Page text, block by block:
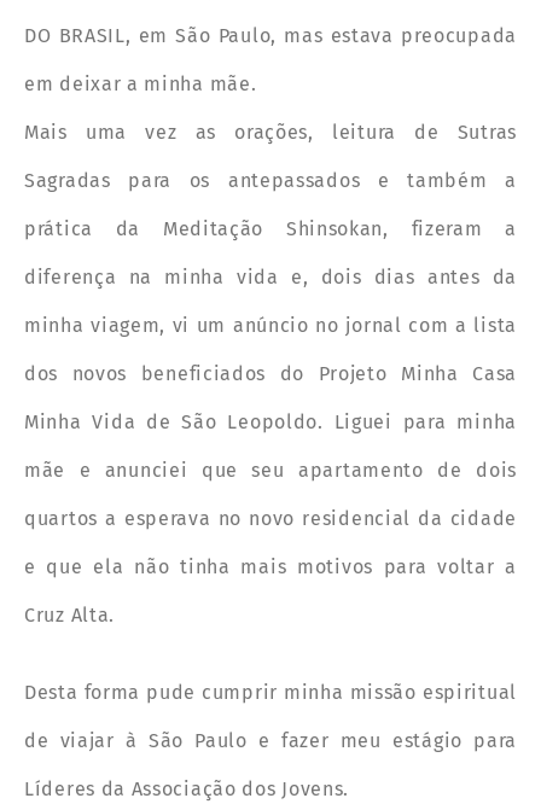
DO BRASIL, em São Paulo, mas estava preocupada
em deixar a minha mãe.
Mais uma vez as orações, leitura de Sutras
Sagradas para os antepassados e também a
prática da Meditação Shinsokan, fizeram a
diferença na minha vida e, dois dias antes da
minha viagem, vi um anúncio no jornal com a lista
dos novos beneficiados do Projeto Minha Casa
Minha Vida de São Leopoldo. Liguei para minha
mãe e anunciei que seu apartamento de dois
quartos a esperava no novo residencial da cidade
e que ela não tinha mais motivos para voltar a
Cruz Alta.
Desta forma pude cumprir minha missão espiritual
de viajar à São Paulo e fazer meu estágio para
Líderes da Associação dos Jovens.